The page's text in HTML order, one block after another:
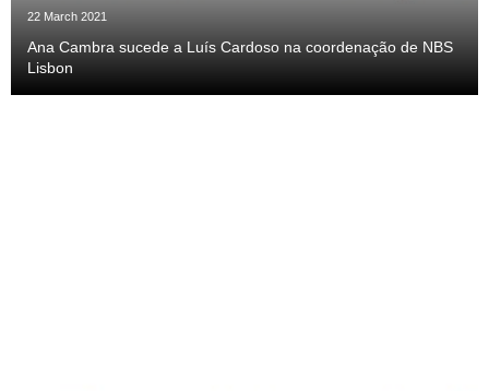
22 March 2021
Ana Cambra sucede a Luís Cardoso na coordenação de NBS
Lisbon